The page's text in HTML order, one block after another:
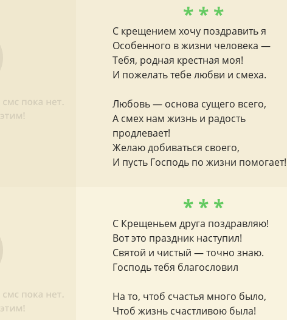
* * *
С крещением хочу поздравить я
Особенного в жизни человека —
Тебя, родная крестная моя!
И пожелать тебе любви и смеха.
Любовь — основа сущего всего,
А смех нам жизнь и радость
продлевает!
Желаю добиваться своего,
И пусть Господь по жизни помогает!
* * *
С Крещеньем друга поздравляю!
Вот это праздник наступил!
Святой и чистый — точно знаю.
Господь тебя благословил
На то, чтоб счастья много было,
Чтоб жизнь счастливою была!